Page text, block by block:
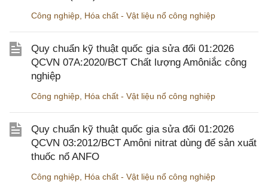
Công nghiệp, Hóa chất - Vật liệu nổ công nghiệp
Quy chuẩn kỹ thuật quốc gia sửa đổi 01:2026
QCVN 07A:2020/BCT Chất lượng Amôniắc công
nghiệp
Công nghiệp, Hóa chất - Vật liệu nổ công nghiệp
Quy chuẩn kỹ thuật quốc gia sửa đổi 01:2026
QCVN 03:2012/BCT Amôni nitrat dùng để sản xuất
thuốc nổ ANFO
Công nghiệp, Hóa chất - Vật liệu nổ công nghiệp